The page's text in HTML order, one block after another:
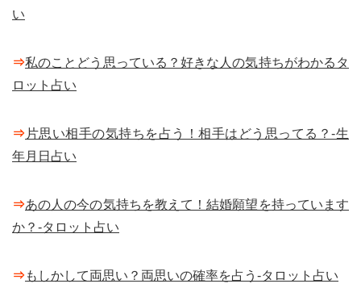
い
⇒私のことどう思っている？好きな人の気持ちがわかるタ
ロット占い
⇒ 片思い相手の気持ちを占う！相手はどう思ってる？-生
年月日占い
⇒あの人の今の気持ちを教えて！結婚願望を持っています
か？-タロット占い
⇒もしかして両思い？両思いの確率を占う-タロット占い